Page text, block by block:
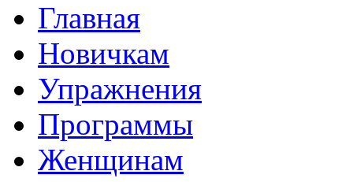
Главная
Новичкам
Упражнения
Программы
Женщинам